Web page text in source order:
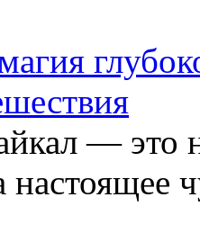
— это
настоящее